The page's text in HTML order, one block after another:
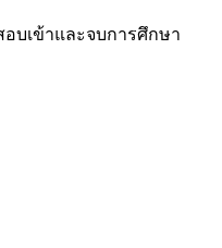
บเข้าและจบการศึกษา